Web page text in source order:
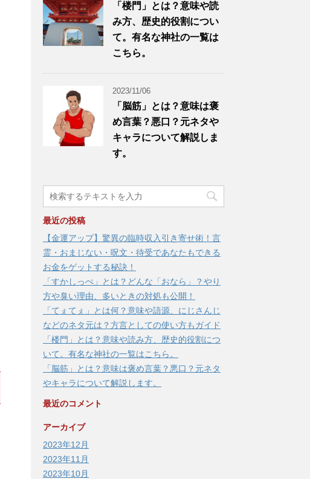
「楼門」とは？意味や読
み方、歴史的役割につい
て。有名な神社の一覧は
こちら。
2023/11/06
「脳筋」とは？意味は褒
め言葉？悪口？元ネタや
キャラについて解説しま
す。
最近の投稿
【金運アップ】驚異の臨時収入引き寄せ術！言
霊・おまじない・呪文・待受であなたもできる
お金をゲットする秘訣！
「すかしっぺ」とは？どんな「おなら」？やり
方や臭い理由、多いときの対処も公開！
「てぇてぇ」とは何？意味や語源、にじさんじ
などのネタ元は？方言としての使い方もガイド
「楼門」とは？意味や読み方、歴史的役割につ
いて。有名な神社の一覧はこちら。
「脳筋」とは？意味は褒め言葉？悪口？元ネタ
やキャラについて解説します。
最近のコメント
アーカイブ
2023年12月
2023年11月
2023年10月